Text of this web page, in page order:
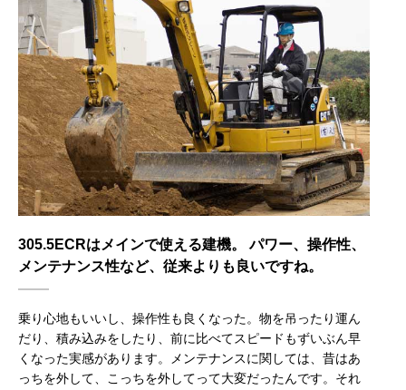
305.5ECRはメインで使える建機。 パワー、操作性、
メンテナンス性など、従来よりも良いですね。
乗り心地もいいし、操作性も良くなった。物を吊ったり運ん
だり、積み込みをしたり、前に比べてスピードもずいぶん早
くなった実感があります。メンテナンスに関しては、昔はあ
っちを外して、こっちを外してって大変だったんです。それ